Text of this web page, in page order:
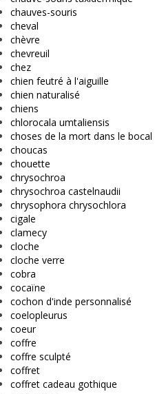
chauves-souris
cheval
chèvre
chevreuil
chez
chien feutré à l'aiguille
chien naturalisé
chiens
chlorocala umtaliensis
choses de la mort dans le bocal
choucas
chouette
chrysochroa
chrysochroa castelnaudii
chrysophora chrysochlora
cigale
clamecy
cloche
cloche verre
cobra
cocaïne
cochon d'inde personnalisé
coelopleurus
coeur
coffre
coffre sculpté
coffret
coffret cadeau gothique